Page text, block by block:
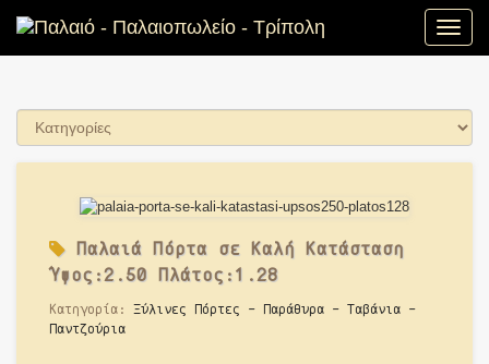
Toggle
Παλαιά Πόρτα σε Καλή Κατάσταση
Ύψος:2.50 Πλάτος:1.28
Κατηγορία: Ξύλινες Πόρτες - Παράθυρα - Ταβάνια -
Παντζούρια